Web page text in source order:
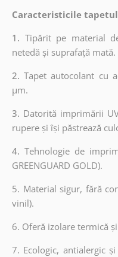
Caracteristicile
1. Tipărit pe material
netedă și suprafață mată.
2.Tapet autocolant cu
µm.
3. Datorită imprimării
rupere și își păstrează
4. Tehnologie de
GREENGUARD GOLD).
5. Material sigur, fără
vinil).
6. Oferă izolare termică
7. Ecologic, antialergic